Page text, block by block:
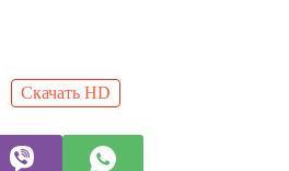
Скачать HD